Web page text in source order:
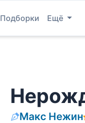
Подборки Ещё
Макс Нежин